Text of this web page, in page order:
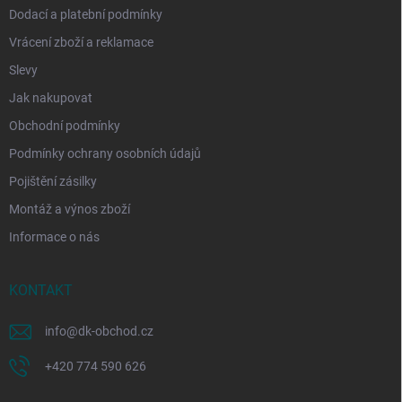
Dodací a platební podmínky
Vrácení zboží a reklamace
Slevy
Jak nakupovat
Obchodní podmínky
Podmínky ochrany osobních údajů
Pojištění zásilky
Montáž a výnos zboží
Informace o nás
KONTAKT
info@dk-obchod.cz
+420 774 590 626